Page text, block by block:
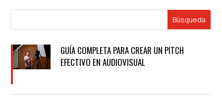
GUÍA COMPLETA PARA CREAR UN PITCH
EFECTIVO EN AUDIOVISUAL